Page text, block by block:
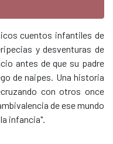
cuentos infantiles de
y desventuras de
antes de que su padre
de naipes. Una historia
con otros once
de ese mundo
infancia".